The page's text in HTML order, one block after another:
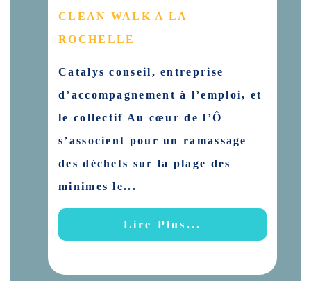
CLEAN WALK A LA
ROCHELLE
Catalys conseil, entreprise
d’accompagnement à l’emploi, et
le collectif Au cœur de l’Ô
s’associent pour un ramassage
des déchets sur la plage des
minimes le...
Lire Plus...